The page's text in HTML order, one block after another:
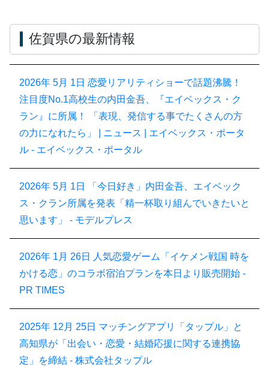
佐賀県の最新情報
2026年 5月 1日 恋愛リアリティショーで話題沸騰！
注目度No.1高校生の内田金吾、『エイベックス・ク
ラン』に所属！ 「表現、発信する事でたくさんの方
の力になれたら」 | ニュース | エイベックス・ポータ
ル - エイベックス・ポータル
2026年 5月 1日
「今日好き」内田金吾、エイベック
ス・クラン所属を発表「精一杯取り組んでいきたいと
思います」 - モデルプレス
2026年 1月 26日
人気恋愛ゲーム「イケメン戦国 時を
かける恋」のコラボ宿泊プランを本日より販売開始 -
PR TIMES
2025年 12月 25日 マッチングアプリ「タップル」と
高知県が「出会い・恋愛・結婚応援に関する連携協
定」を締結 - 株式会社タップル